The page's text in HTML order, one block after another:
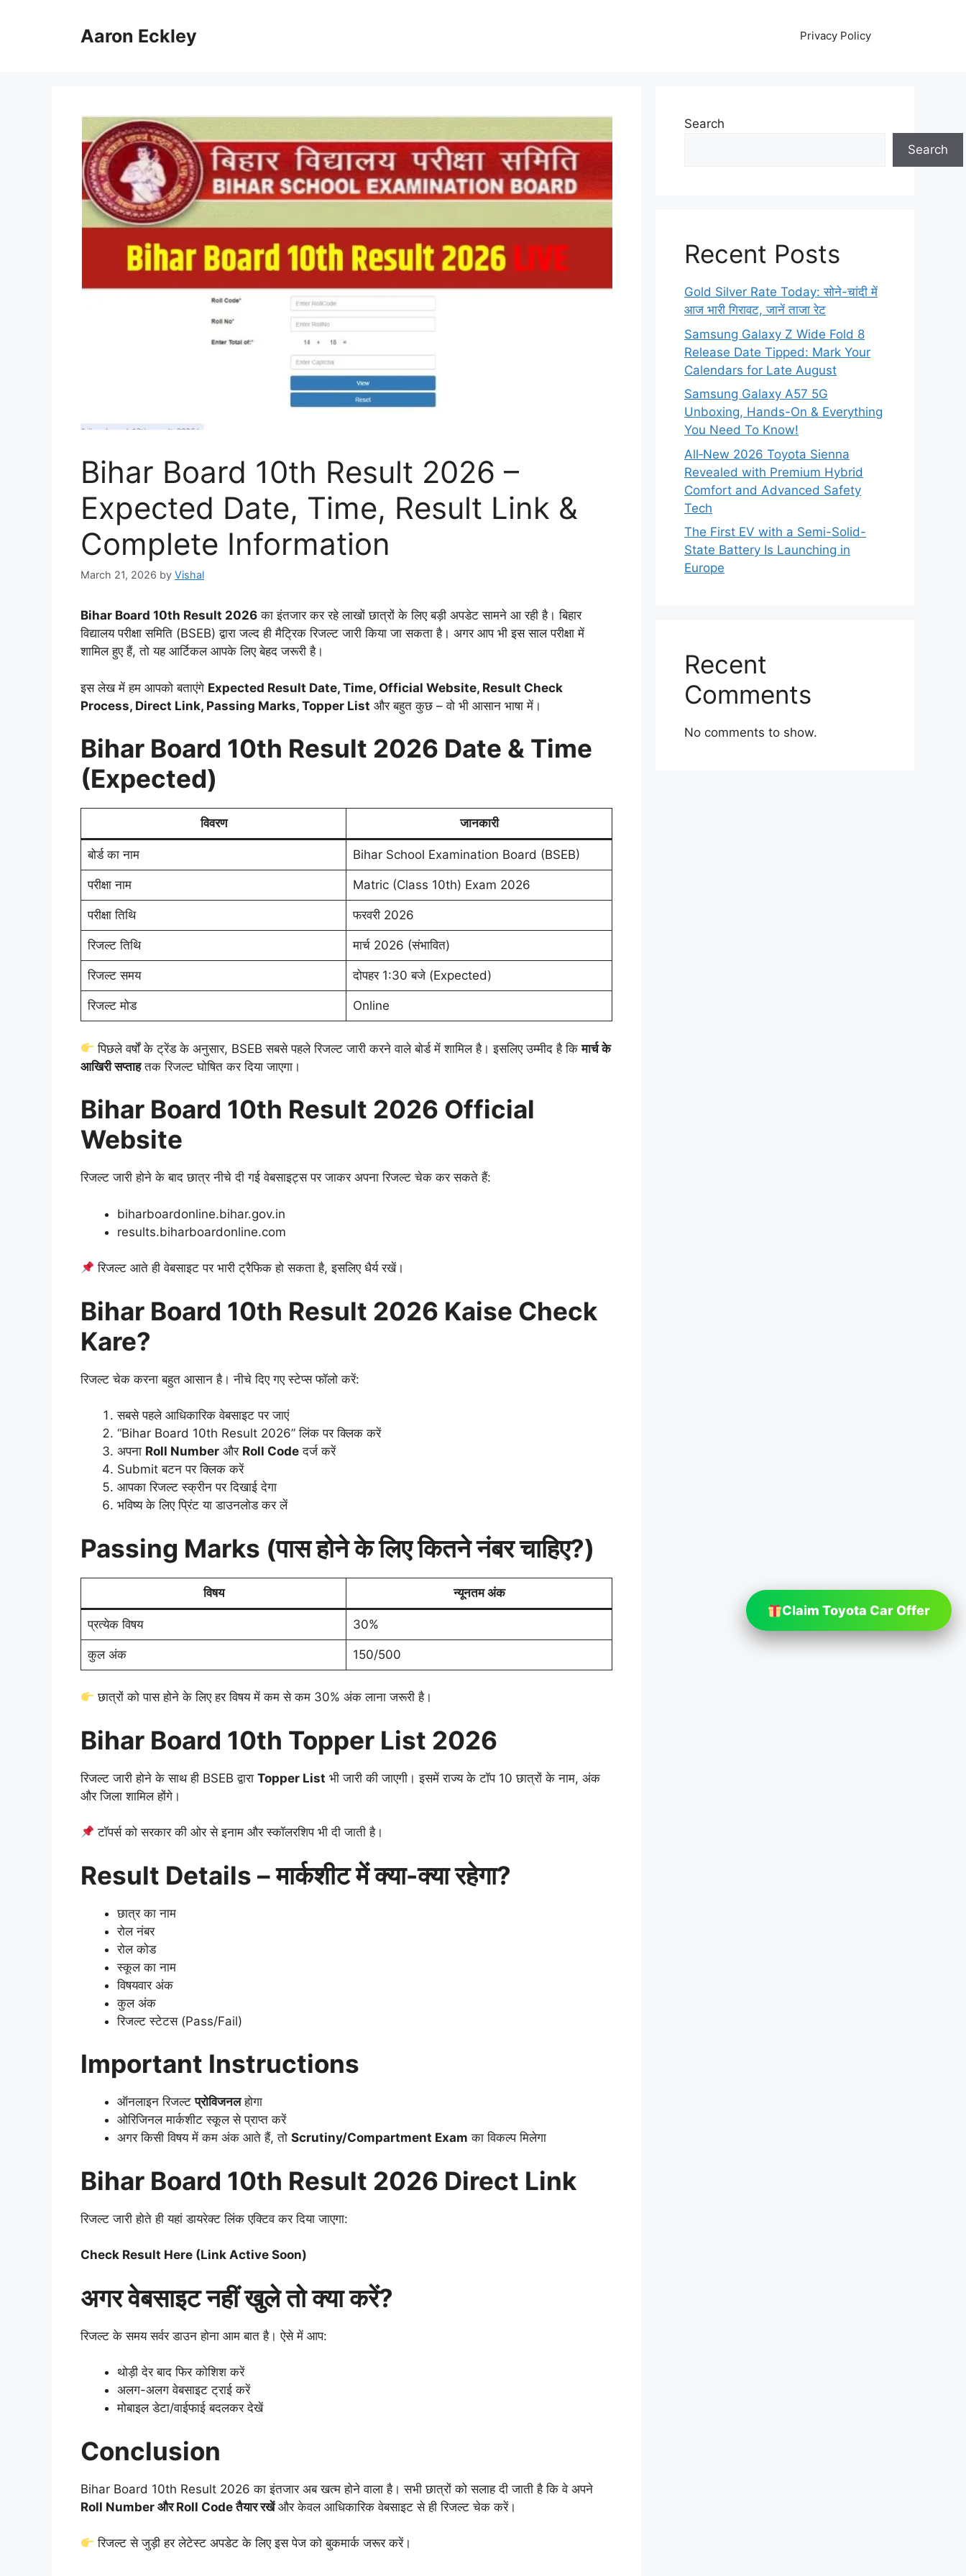
Claim Toyota Car Offer
Aaron Eckley Privacy Policy
Bihar Board 10th Result 2026 –
Expected Date, Time, Result Link &
Complete Information
March 21, 2026 by Vishal
Bihar Board 10th Result 2026 का इंतजार कर रहे लाखों छात्रों के लिए बड़ी अपडेट सामने आ रही है। बिहार
विद्यालय परीक्षा समिति (BSEB) द्वारा जल्द ही मैट्रिक रिजल्ट जारी किया जा सकता है। अगर आप भी इस साल परीक्षा में
शामिल हुए हैं, तो यह आर्टिकल आपके लिए बेहद जरूरी है।
इस लेख में हम आपको बताएंगे Expected Result Date, Time, Official Website, Result Check
Process, Direct Link, Passing Marks, Topper List और बहुत कुछ – वो भी आसान भाषा में।
Bihar Board 10th Result 2026 Date & Time
(Expected)
विवरण जानकारी
बोर्ड का नाम Bihar School Examination Board (BSEB)
परीक्षा नाम Matric (Class 10th) Exam 2026
परीक्षा तिथि फरवरी 2026
रिजल्ट तिथि मार्च 2026 (संभावित)
रिजल्ट समय दोपहर 1:30 बजे (Expected)
रिजल्ट मोड Online
पिछले वर्षों के ट्रेंड के अनुसार, BSEB सबसे पहले रिजल्ट जारी करने वाले बोर्ड में शामिल है। इसलिए उम्मीद है किमार्च के
आखिरी सप्ताहतक रिजल्ट घोषित कर दिया जाएगा।
Bihar Board 10th Result 2026 Official
Website
रिजल्ट जारी होने के बाद छात्र नीचे दी गई वेबसाइट्स पर जाकर अपना रिजल्ट चेक कर सकते हैं:
biharboardonline.bihar.gov.in
results.biharboardonline.com
रिजल्ट आते ही वेबसाइट पर भारी ट्रैफिक हो सकता है, इसलिए धैर्य रखें।
Bihar Board 10th Result 2026 Kaise Check
Kare?
रिजल्ट चेक करना बहुत आसान है। नीचे दिए गए स्टेप्स फॉलो करें:
सबसे पहले आधिकारिक वेबसाइट पर जाएं
“Bihar Board 10th Result 2026” लिंक पर क्लिक करें
अपना Roll Number और Roll Code दर्ज करें
Submit बटन पर क्लिक करें
आपका रिजल्ट स्क्रीन पर दिखाई देगा
भविष्य के लिए प्रिंट या डाउनलोड कर लें
Passing Marks (पास होने के लिए कितने नंबर चाहिए?)
विषय न्यूनतम अंक
प्रत्येक विषय 30%
कुल अंक 150/500
छात्रों को पास होने के लिए हर विषय में कम से कम 30% अंक लाना जरूरी है।
Bihar Board 10th Topper List 2026
रिजल्ट जारी होने के साथ ही BSEB द्वारा Topper List भी जारी की जाएगी। इसमें राज्य के टॉप 10 छात्रों के नाम, अंक
और जिला शामिल होंगे।
टॉपर्स को सरकार की ओर से इनाम और स्कॉलरशिप भी दी जाती है।
Result Details – मार्कशीट में क्या-क्या रहेगा?
छात्र का नाम
रोल नंबर
रोल कोड
स्कूल का नाम
विषयवार अंक
कुल अंक
रिजल्ट स्टेटस (Pass/Fail)
Important Instructions
ऑनलाइन रिजल्टप्रोविजनलहोगा
ओरिजिनल मार्कशीट स्कूल से प्राप्त करें
अगर किसी विषय में कम अंक आते हैं, तो Scrutiny/Compartment Exam का विकल्प मिलेगा
Bihar Board 10th Result 2026 Direct Link
रिजल्ट जारी होते ही यहां डायरेक्ट लिंक एक्टिव कर दिया जाएगा:
Check Result Here (Link Active Soon)
अगर वेबसाइट नहीं खुले तो क्या करें?
रिजल्ट के समय सर्वर डाउन होना आम बात है। ऐसे में आप:
थोड़ी देर बाद फिर कोशिश करें
अलग-अलग वेबसाइट ट्राई करें
मोबाइल डेटा/वाईफाई बदलकर देखें
Conclusion
Bihar Board 10th Result 2026 का इंतजार अब खत्म होने वाला है। सभी छात्रों को सलाह दी जाती है कि वे अपने
Roll Number और Roll Code तैयार रखेंऔर केवल आधिकारिक वेबसाइट से ही रिजल्ट चेक करें।
रिजल्ट से जुड़ी हर लेटेस्ट अपडेट के लिए इस पेज को बुकमार्क जरूर करें।
Search
Search
Recent Posts
Gold Silver Rate Today: सोने-चांदी में
आज भारी गिरावट, जानें ताजा रेट
Samsung Galaxy Z Wide Fold 8
Release Date Tipped: Mark Your
Calendars for Late August
Samsung Galaxy A57 5G
Unboxing, Hands-On & Everything
You Need To Know!
All‑New 2026 Toyota Sienna
Revealed with Premium Hybrid
Comfort and Advanced Safety
Tech
The First EV with a Semi-Solid-
State Battery Is Launching in
Europe
Recent
Comments
No comments to show.